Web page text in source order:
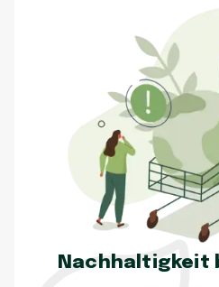
Nachhaltigkeit